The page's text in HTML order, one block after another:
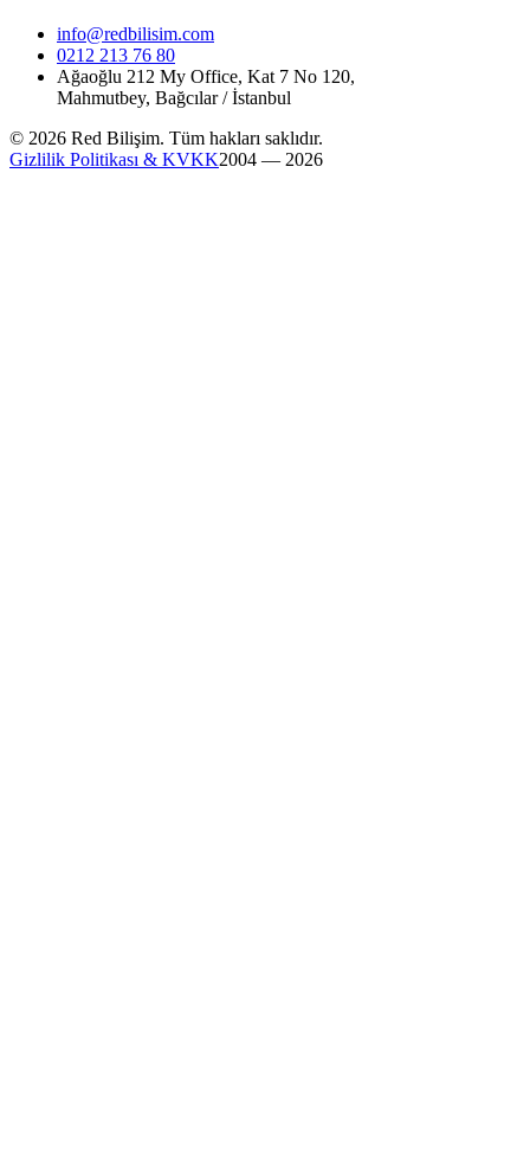
info@redbilisim.com
0212 213 76 80
Ağaoğlu 212 My Office, Kat 7 No 120,
Mahmutbey, Bağcılar / İstanbul
© 2026 Red Bilişim. Tüm hakları saklıdır.
Gizlilik Politikası & KVKK2004 — 2026